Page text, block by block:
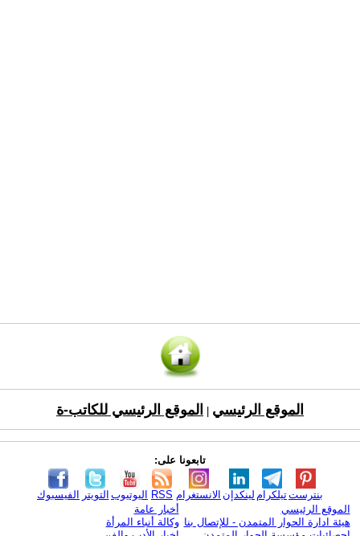
الموقع الرئيسي الموقع الرئيسي للكاتب-ة
تابعونا على:
الفيسبوك التويتر اليوتيوب RSS الانستغرام لينكدإن تيلكرامبنترست
الموقع الرئيسي
هيئة ادارة الحوار المتمدن - للإتصال بنا
أخبار عامة
وكالة أنباء المرأة